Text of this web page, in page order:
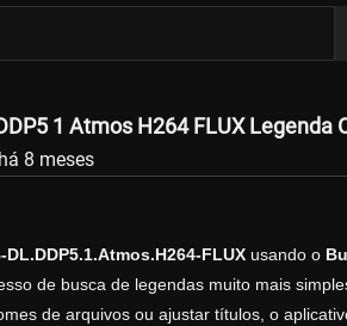
1 Atmos H264 FLUX Legenda
8 meses
FLUX usando o
de busca de legendas muito mais
de arquivos ou ajustar títulos, o